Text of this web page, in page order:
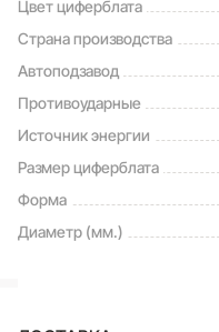
Цвет циферблата
Страна производства
Автоподзавод
Противоударные
Источник энергии
Размер циферблата
Форма
Диаметр (мм.)